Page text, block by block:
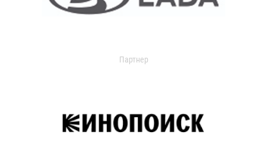
Партнер